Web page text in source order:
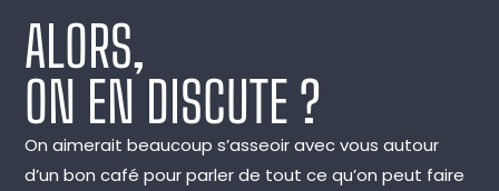
ALORS,
ON EN DISCUTE ?
On aimerait beaucoup s’asseoir avec vous autour
d’un bon café pour parler de tout ce qu’on peut faire